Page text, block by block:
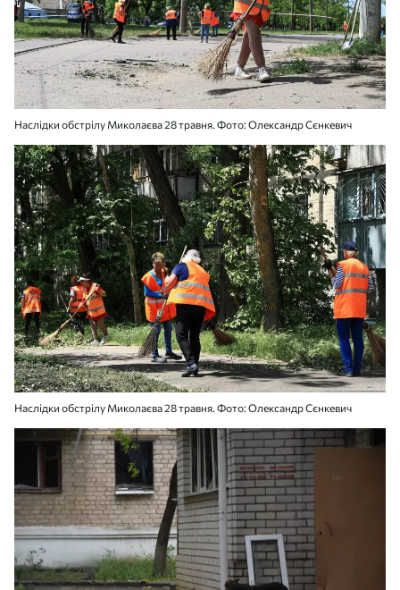
Наслідки обстрілу Миколаєва 28 травня. Фото: Олександр Сєнкевич
Наслідки обстрілу Миколаєва 28 травня. Фото: Олександр Сєнкевич